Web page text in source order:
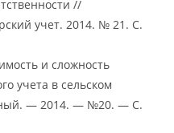
//
учет. 2014. № 21. С.
и сложность
учета в сельском
— 2014. — №20. — С.